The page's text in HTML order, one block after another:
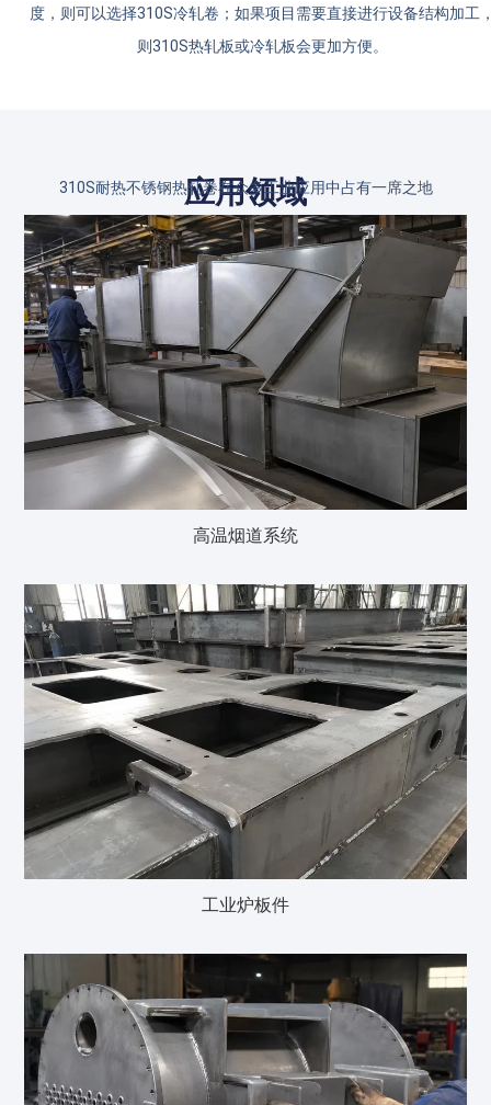
度，则可以选择310S冷轧卷；如果项目需要直接进行设备结构加工
则310S热轧板或冷轧板会更加方便。
应用领域
310S耐热不锈钢热轧卷在众多工业应用中占有一席之地
高温烟道系统
工业炉板件